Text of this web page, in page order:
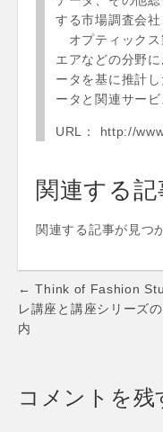
する市場調査会社
オプティックス
エアなどの分野
ータを基に推計
ータと関連サービ
URL： http://
関連する記
関連する記事が見つ
Post
navigation
← Think of Fashion
レ講座と講座シリーズ
内
コメントを残